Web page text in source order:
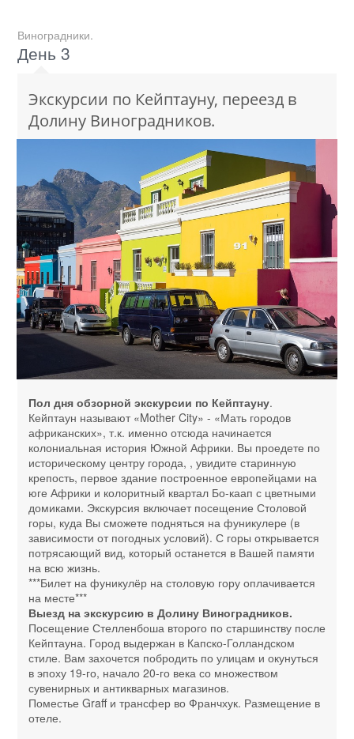
Виноградники.
День 3
Экскурсии по Кейптауну, переезд в
Долину Виноградников.
Пол дня обзорной экскурсии по Кейптауну.
Кейптаун называют «Mother City» - «Мать городов
африканских», т.к. именно отсюда начинается
колониальная история Южной Африки. Вы проедете по
историческому центру города, , увидите старинную
крепость, первое здание построенное европейцами на
юге Африки и колоритный квартал Бо-каап с цветными
домиками. Экскурсия включает посещение Столовой
горы, куда Вы сможете подняться на фуникулере (в
зависимости от погодных условий). С горы открывается
потрясающий вид, который останется в Вашей памяти
на всю жизнь.
***Билет на фуникулёр на столовую гору оплачивается
на месте***
Выезд на экскурсию в Долину Виноградников.
Посещение Стелленбоша второго по старшинству после
Кейптауна. Город выдержан в Капско-Голландском
стиле. Вам захочется побродить по улицам и окунуться
в эпоху 19-го, начало 20-го века со множеством
сувенирных и антикварных магазинов.
Поместье Graff и трансфер во Франчхук. Размещение в
отеле.